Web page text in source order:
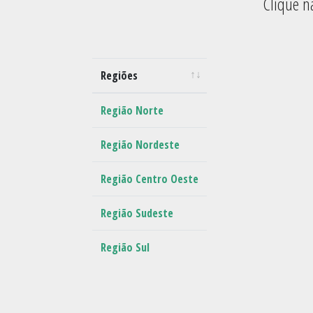
Regiões
Região Norte
Região Nordeste
Região Centro Oeste
Região Sudeste
Região Sul